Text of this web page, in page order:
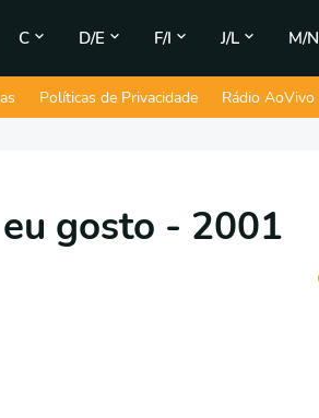
C D/E F/I J/L M/N
Políticas de Privacidade Rádio AoVivo
gosto - 2001